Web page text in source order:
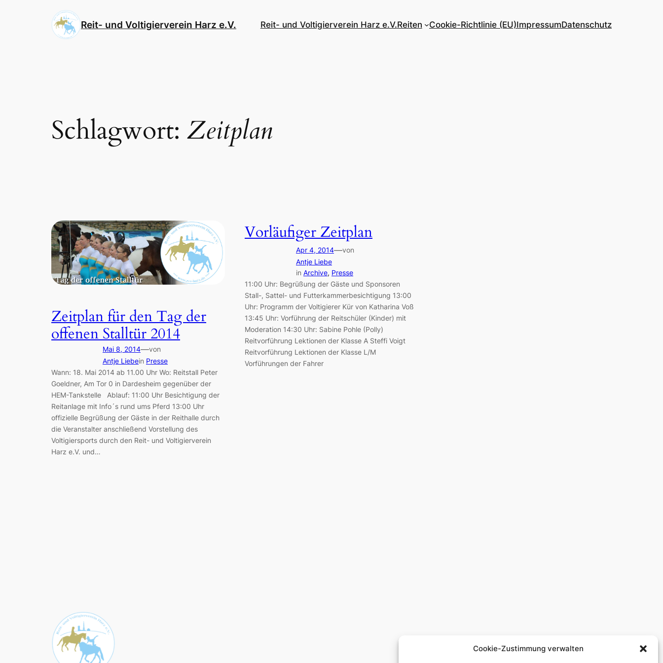
Cookie-Zustimmung verwalten
Reit- und Voltigierverein Harz e.V. Reit- und Voltigierverein Harz e.V.Reiten Cookie-Richtlinie (EU)ImpressumDatenschutz
Schlagwort: Zeitplan
Zeitplan für den Tag der
offenen Stalltür 2014
Mai 8, 2014—von
Antje Liebein Presse
Wann: 18. Mai 2014 ab 11.00 Uhr Wo: Reitstall Peter
Goeldner, Am Tor 0 in Dardesheim gegenüber der
HEM-Tankstelle Ablauf: 11:00 Uhr Besichtigung der
Reitanlage mit Info´s rund ums Pferd 13:00 Uhr
offizielle Begrüßung der Gäste in der Reithalle durch
die Veranstalter anschließend Vorstellung des
Voltigiersports durch den Reit- und Voltigierverein
Harz e.V. und…
Vorläufiger Zeitplan
Apr 4, 2014—von
Antje Liebe
in Archive, Presse
11:00 Uhr: Begrüßung der Gäste und Sponsoren
Stall-, Sattel- und Futterkammerbesichtigung 13:00
Uhr: Programm der Voltigierer Kür von Katharina Voß
13:45 Uhr: Vorführung der Reitschüler (Kinder) mit
Moderation 14:30 Uhr: Sabine Pohle (Polly)
Reitvorführung Lektionen der Klasse A Steffi Voigt
Reitvorführung Lektionen der Klasse L/M
Vorführungen der Fahrer